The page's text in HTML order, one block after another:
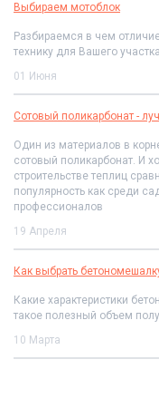
Выбираем мотоблок
Разбираемся в чем
технику для Вашего
01 Июня
Сотовый поликарбонат -
Один из материалов в
сотовый поликарбонат. И
строительстве теплиц
популярность как среди
профессионалов
19 Апреля
Как выбрать
Какие характеристики
такое полезный объем
10 Марта